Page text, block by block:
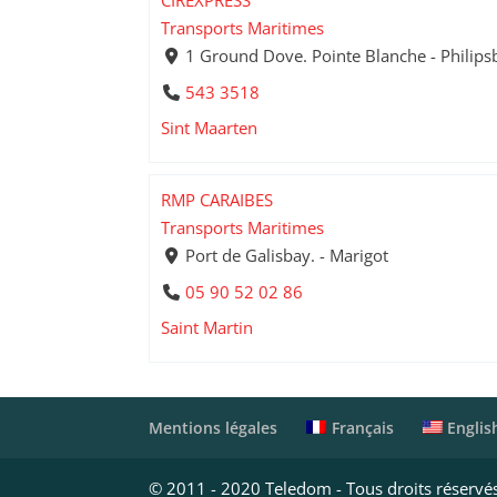
Transports Maritimes
1 Ground Dove. Pointe Blanche -
543 3518
Sint Maarten
RMP CARAIBES
Transports Maritimes
Port de Galisbay. - Marigot
05 90 52 02 86
Saint Martin
Mentions légales Français
© 2011 - 2020 Teledom - Tous droits